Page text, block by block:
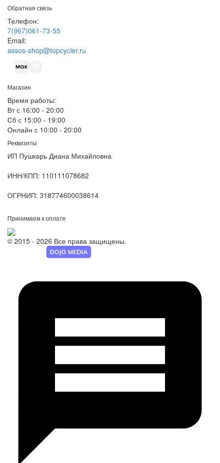
Обратная связь
Телефон:
7(967)061-73-55
Email:
assos-shop@topcycler.ru
Магазин
Время работы:
Вт с 16:00 - 20:00
Сб с 15:00 - 19:00
Онлайн с 10:00 - 20:00
Реквизиты
ИП Пушкарь Диана Михайловна
ИНН/КПП: 110111078682
ОГРНИП: 318774600038614
Принимаем к оплате
© 2015 - 2026 Все права защищены.